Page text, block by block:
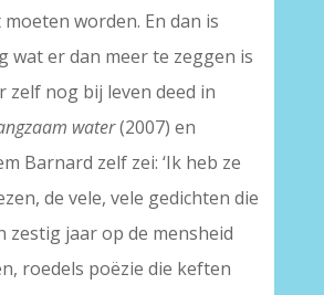
worden. En dan is
wat er dan meer te zeggen is
zelf nog bij leven deed in
water(2007) en
Barnard zelf zei: ‘Ik heb ze
de vele, vele gedichten die
zestig jaar op de mensheid
roedels poëzie die keften